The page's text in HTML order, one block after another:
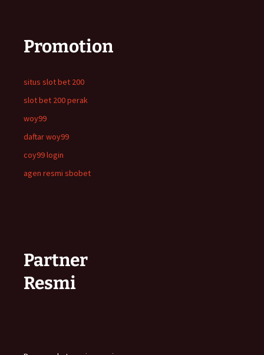
Promotion
situs slot bet 200
slot bet 200 perak
woy99
daftar woy99
coy99 login
agen resmi sbobet
Partner
Resmi